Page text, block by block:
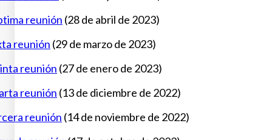
reunión (28 de abril de 2023)
reunión (29 de marzo de 2023)
reunión (27 de enero de 2023)
reunión (13 de diciembre de 2022)
reunión (14 de noviembre de 2022)